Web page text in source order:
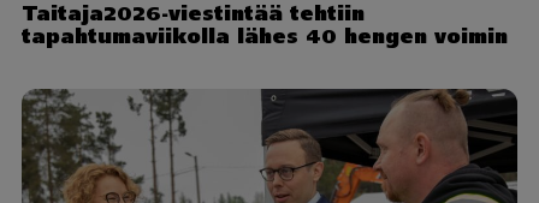
Taitaja2026-viestintää tehtiin
tapahtumaviikolla lähes 40 hengen voimin